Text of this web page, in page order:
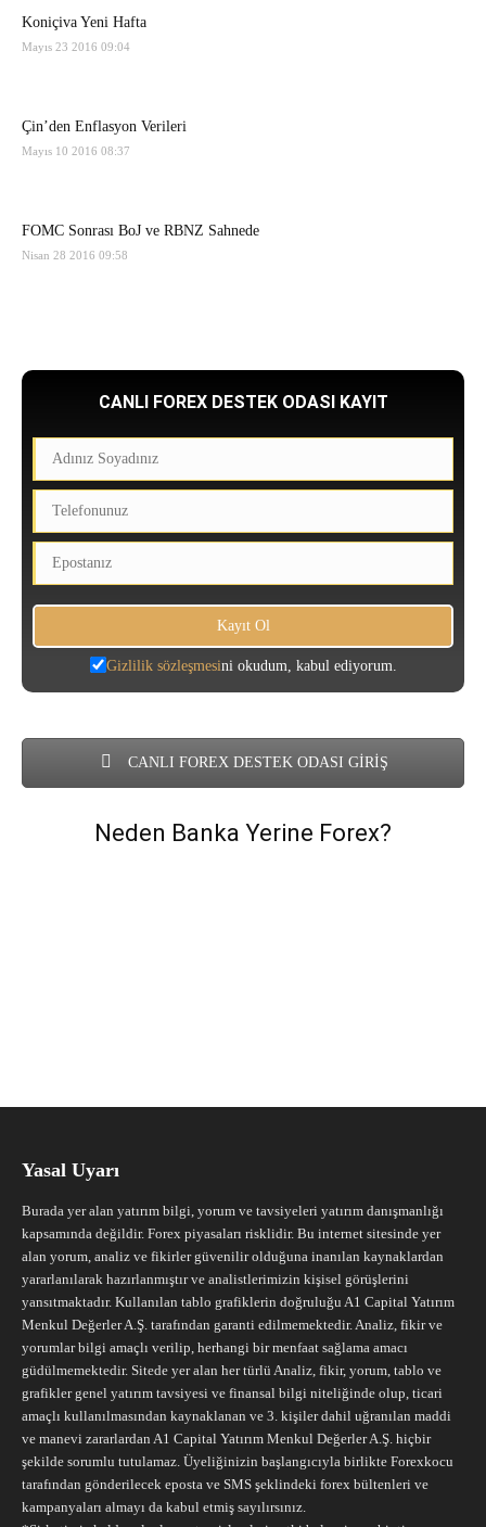
Koniçiva Yeni Hafta
Mayıs 23 2016 09:04
Çin’den Enflasyon Verileri
Mayıs 10 2016 08:37
FOMC Sonrası BoJ ve RBNZ Sahnede
Nisan 28 2016 09:58
CANLI FOREX DESTEK ODASI KAYIT
Gizlilik sözleşmesini okudum, kabul ediyorum.
CANLI FOREX DESTEK ODASI GİRİŞ
Neden Banka Yerine Forex?
Yasal Uyarı
Burada yer alan yatırım bilgi, yorum ve tavsiyeleri yatırım danışmanlığı
kapsamında değildir. Forex piyasaları risklidir. Bu internet sitesinde yer
alan yorum, analiz ve fikirler güvenilir olduğuna inanılan kaynaklardan
yararlanılarak hazırlanmıştır ve analistlerimizin kişisel görüşlerini
yansıtmaktadır. Kullanılan tablo grafiklerin doğruluğu A1 Capital Yatırım
Menkul Değerler A.Ş. tarafından garanti edilmemektedir. Analiz, fikir ve
yorumlar bilgi amaçlı verilip, herhangi bir menfaat sağlama amacı
güdülmemektedir. Sitede yer alan her türlü Analiz, fikir, yorum, tablo ve
grafikler genel yatırım tavsiyesi ve finansal bilgi niteliğinde olup, ticari
amaçlı kullanılmasından kaynaklanan ve 3. kişiler dahil uğranılan maddi
ve manevi zararlardan A1 Capital Yatırım Menkul Değerler A.Ş. hiçbir
şekilde sorumlu tutulamaz. Üyeliğinizin başlangıcıyla birlikte Forexkocu
tarafından gönderilecek eposta ve SMS şeklindeki forex bültenleri ve
kampanyaları almayı da kabul etmiş sayılırsınız.